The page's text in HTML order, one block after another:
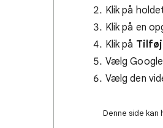
Klik på
Klik på en
Klik på
Vælg
Vælg den
Denne side